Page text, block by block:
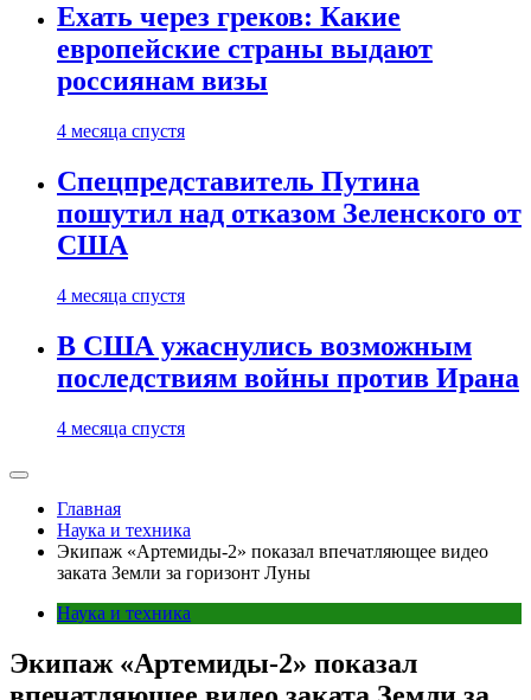
Ехать через греков: Какие
европейские страны выдают
россиянам визы
4 месяца спустя
Спецпредставитель Путина
пошутил над отказом Зеленского от
США
4 месяца спустя
В США ужаснулись возможным
последствиям войны против Ирана
4 месяца спустя
Главная
Наука и техника
Экипаж «Артемиды-2» показал впечатляющее видео
заката Земли за горизонт Луны
Наука и техника
Экипаж «Артемиды-2» показал